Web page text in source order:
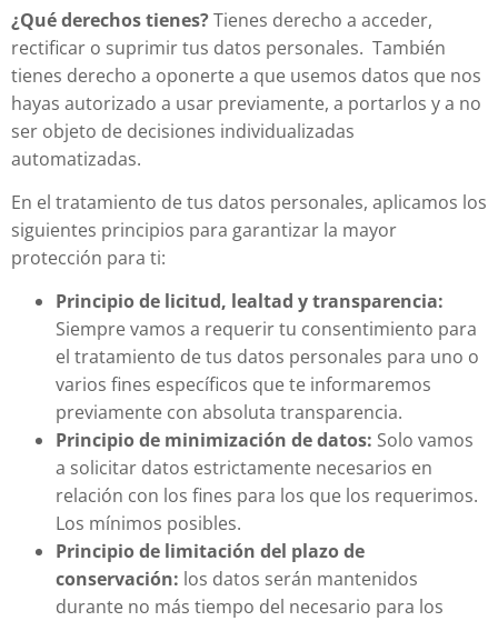
¿Qué derechos tienes?Tienes derecho a acceder,
rectificar o suprimir tus datos personales. También
tienes derecho a oponerte a que usemos datos que nos
hayas autorizado a usar previamente, a portarlos y a no
ser objeto de decisiones individualizadas
automatizadas.
En el tratamiento de tus datos personales, aplicamos los
siguientes principios para garantizar la mayor
protección para ti:
Principiode licitud, lealtad y transparencia:
Siempre vamos a requerir tu consentimiento para
el tratamiento de tus datos personales para uno o
varios fines específicos que te informaremos
previamente con absoluta transparencia.
Principio de minimización de datos: Solo vamos
a solicitar datos estrictamente necesarios en
relación con los fines para los que los requerimos.
Los mínimos posibles.
Principio de limitación del plazo de
conservación: los datos serán mantenidos
durante no más tiempo del necesario para los